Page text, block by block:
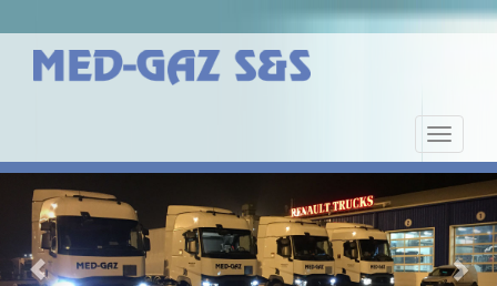
strony
Previous